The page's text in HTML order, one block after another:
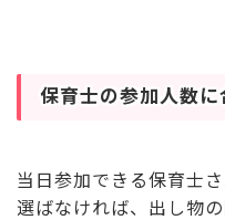
保育士の参加人数に
当日参加できる保育士
選ばなければ、出し物